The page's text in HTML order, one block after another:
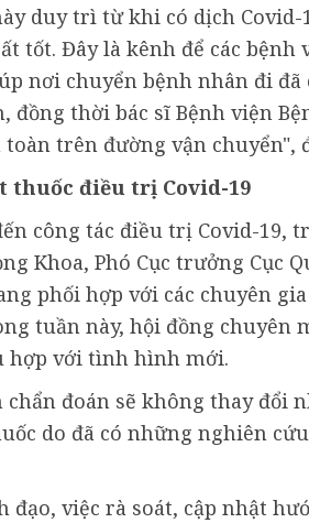
duy trì từ khi có dịch
tốt. Đây là kênh để các
nơi chuyển bệnh nhân đi
đồng thời bác sĩ Bệnh viện
toàn trên đường vận
thuốc điều trị Covid-19
công tác điều trị Covid-19,
Khoa, Phó Cục trưởng Cục
phối hợp với các chuyên
tuần này, hội đồng chuyên
hợp với tình hình mới.
chẩn đoán sẽ không thay đổi
do đã có những nghiên
đạo, việc rà soát, cập nhật